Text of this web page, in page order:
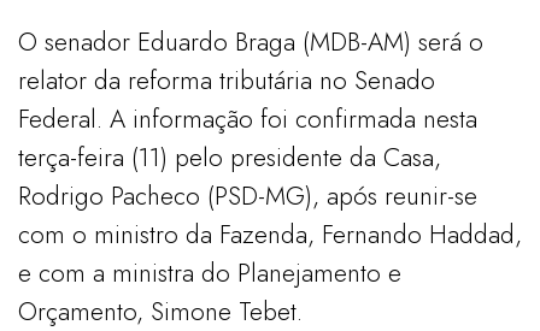
O senador Eduardo Braga (MDB-AM) será o
relator da reforma tributária no Senado
Federal. A informação foi confirmada nesta
terça-feira (11) pelo presidente da Casa,
Rodrigo Pacheco (PSD-MG), após reunir-se
com o ministro da Fazenda, Fernando Haddad,
e com a ministra do Planejamento e
Orçamento, Simone Tebet.